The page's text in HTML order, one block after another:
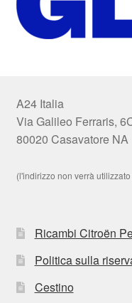
A24 Italia
Via Galileo Ferraris,
80020 Casavatore NA
(l'indirizzo non verrà
Ricambi Citroën
Politica sulla
Cestino